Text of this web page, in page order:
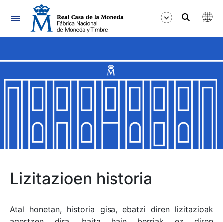
Nabigazioa
Erakutsi/Ezkutatu
Erakutsi/Ezkutatu
Erakutsi/Ezkutatu
Erakutsi/Ezkutatu
Lizitazioen historia
Atal honetan, historia gisa, ebatzi diren lizitazioak